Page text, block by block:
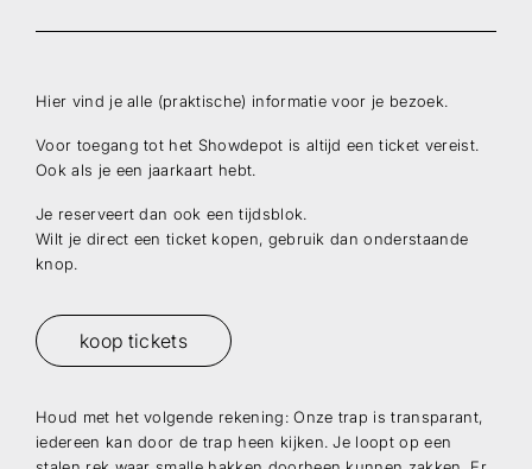
Hier vind je alle (praktische) informatie voor je bezoek.
Voor toegang tot het Showdepot is altijd een ticket vereist.
Ook als je een jaarkaart hebt.
Je reserveert dan ook een tijdsblok.
Wilt je direct een ticket kopen, gebruik dan onderstaande
knop.
koop tickets
Houd met het volgende rekening: Onze trap is transparant,
iedereen kan door de trap heen kijken. Je loopt op een
Verstuur